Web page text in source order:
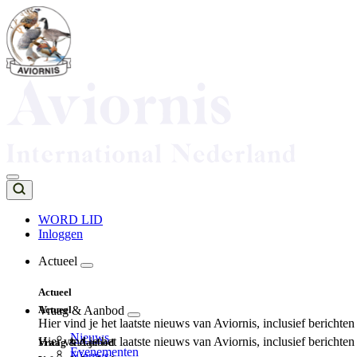
Overslaan
en
naar
de
inhoud
Top
navigation
WORD LID
Inloggen
navigation
Actueel
Actueel
Hier vind je het laatste nieuws van Aviornis, inclusief
Nieuws
Evenementen
Actueel
Hier vind je het laatste nieuws van Aviornis, inclusief
Vraag & Aanbod
Vraag & Aanbod